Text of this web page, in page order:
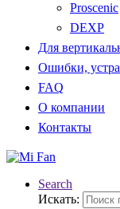
Proscenic
DEXP
Для
Ошибки,
FAQ
О компании
Контакты
Search
Искать: